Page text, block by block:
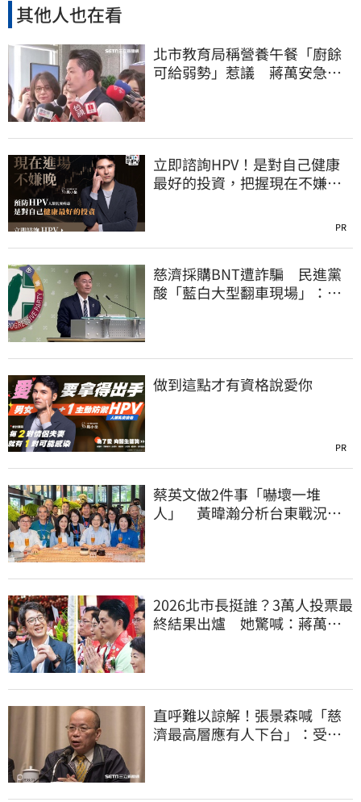
其他人也在看
北市教育局稱營養午餐「廚餘
可給弱勢」惹議 蔣萬安急
立即諮詢HPV！是對自己健康
最好的投資，把握現在不嫌
PR
慈濟採購BNT遭詐騙 民進黨
酸「藍白大型翻車現場」：應
做到這點才有資格說愛你
PR
蔡英文做2件事「嚇壞一堆
人」 黃暐瀚分析台東戰況：
2026北市長挺誰？3萬人投票最
終結果出爐 她驚喊：蔣萬安
直呼難以諒解！張景森喊「慈
濟最高層應有人下台」：受害